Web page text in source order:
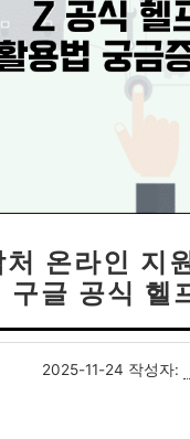
온라인 지
구글 공식 헬
2025-11-24 작성자: